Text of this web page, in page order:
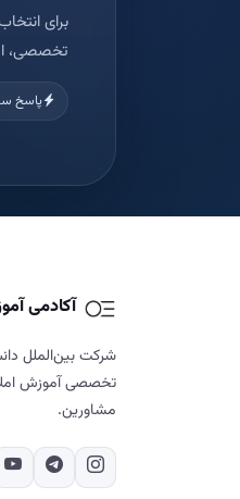
برای
تخصصی،
پاسخ
آکادمی
شرکت بین‌الملل
تخصصی آموزش
مشاورین.